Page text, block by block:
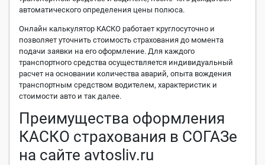
автоматического определения цены полюса.
Онлайн калькулятор КАСКО работает круглосуточно и
позволяет уточнить стоимость страхования до момента
подачи заявки на его оформление. Для каждого
транспортного средства осуществляется индивидуальный
расчет на основании количества аварий, опыта вождения
транспортным средством водителем, характеристик и
стоимости авто и так далее.
Преимущества оформления
КАСКО страхования в СОГАЗе
на сайте avtosliv.ru